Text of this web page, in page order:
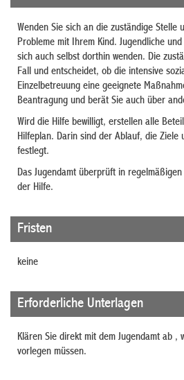
Wenden Sie sich an die zuständige Stelle
Probleme mit Ihrem Kind. Jugendliche
sich auch selbst dorthin wenden. Die
Fall und entscheidet, ob die intensive
Einzelbetreuung eine geeignete
Beantragung und berät Sie auch über
Wird die Hilfe bewilligt, erstellen alle
Hilfeplan. Darin sind der Ablauf, die Ziele
festlegt.
Das Jugendamt überprüft in
der Hilfe.
Fristen
keine
Erforderliche Unterlagen
Klären Sie direkt mit dem Jugendamt ab ,
vorlegen müssen.